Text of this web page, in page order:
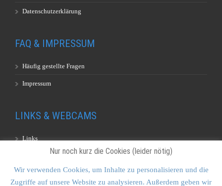
Datenschutzerklärung
FAQ & IMPRESSUM
Häufig gestellte Fragen
Impressum
LINKS & WEBCAMS
Links
Nur noch kurz die Cookies (leider nötig)
Wir verwenden Cookies, um Inhalte zu personalisieren und die
Zugriffe auf unsere Website zu analysieren. Außerdem geben wir